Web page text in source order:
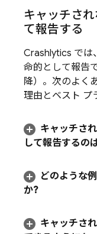
キャッチさ
て報告する
Crashlytics では
命的として報告
降）。次のよく
理由とベスト プ
キャッチさ
して報告するの
どのような
か?
キャッチさ